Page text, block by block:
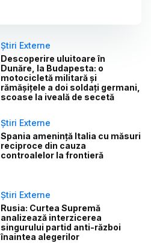
Știri Externe
Descoperire uluitoare în
Dunăre, la Budapesta: o
motocicletă militară și
rămășițele a doi soldați germani,
scoase la iveală de secetă
Știri Externe
Spania amenință Italia cu măsuri
reciproce din cauza
controalelor la frontieră
Știri Externe
Rusia: Curtea Supremă
analizează interzicerea
singurului partid anti-război
înaintea alegerilor